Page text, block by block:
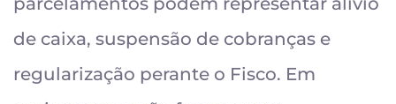
de caixa, suspensão de cobranças e
regularização perante o Fisco. Em